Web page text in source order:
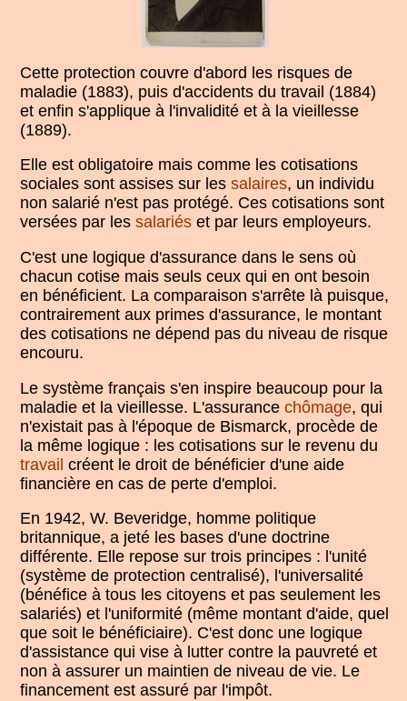
Cette protection couvre d'abord les risques de
maladie (1883), puis d'accidents du travail (1884)
et enfin s'applique à l'invalidité et à la vieillesse
(1889).
Elle est obligatoire mais comme les cotisations
sociales sont assises sur lessalaires, un individu
non salarié n'est pas protégé. Ces cotisations sont
versées par lessalariés et par leurs employeurs.
C'est une logique d'assurance dans le sens où
chacun cotise mais seuls ceux qui en ont besoin
en bénéficient. La comparaison s'arrête là puisque,
contrairement aux primes d'assurance, le montant
des cotisations ne dépend pas du niveau de risque
encouru.
Le système français s'en inspire beaucoup pour la
maladie et la vieillesse. L'assurancechômage, qui
n'existait pas à l'époque de Bismarck, procède de
la même logique : les cotisations sur le revenu du
travail créent le droit de bénéficier d'une aide
financière en cas de perte d'emploi.
En 1942, W. Beveridge, homme politique
britannique, a jeté les bases d'une doctrine
différente. Elle repose sur trois principes : l'unité
(système de protection centralisé), l'universalité
(bénéfice à tous les citoyens et pas seulement les
salariés) et l'uniformité (même montant d'aide, quel
que soit le bénéficiaire). C'est donc une logique
d'assistance qui vise à lutter contre la pauvreté et
non à assurer un maintien de niveau de vie. Le
financement est assuré par l'impôt.